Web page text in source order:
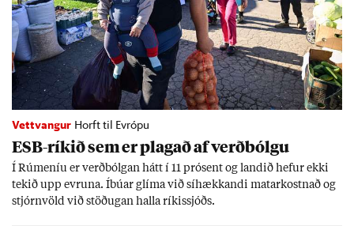
Vettvangur Horft til Evrópu
ESB-rík­ið sem er plag­að af verð­bólgu
Í Rúm­en­íu er verð­bólg­an hátt í 11 pró­sent og land­ið hef­ur ekki
tek­ið upp evr­una. Íbú­ar glíma við sí­hækk­andi mat­ar­kostn­að og
stjórn­völd við stöð­ug­an halla rík­is­sjóðs.